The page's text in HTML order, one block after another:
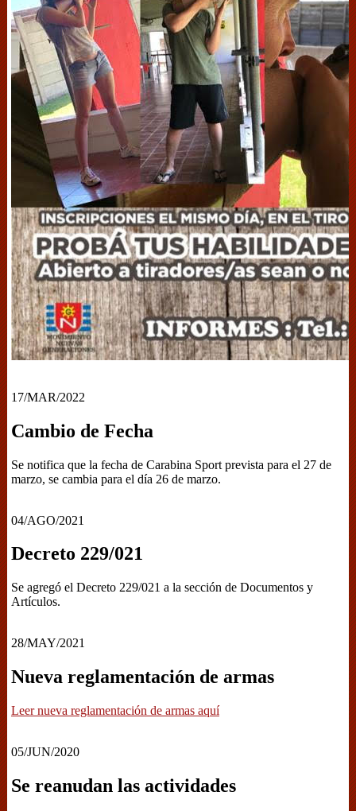
17/MAR/2022
Cambio de Fecha
Se notifica que la fecha de Carabina Sport prevista para el 27 de
marzo, se cambia para el día 26 de marzo.
04/AGO/2021
Decreto 229/021
Se agregó el Decreto 229/021 a la sección de Documentos y
Artículos.
28/MAY/2021
Nueva reglamentación de armas
Leer nueva reglamentación de armas aquí
05/JUN/2020
Se reanudan las actividades